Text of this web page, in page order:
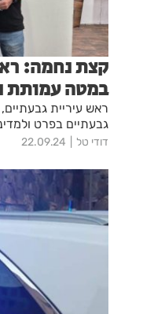
קצת נחמה:
במטה עמותת
ראש עיריית
גבעתיים בפרט
דודי טל 22.09.24